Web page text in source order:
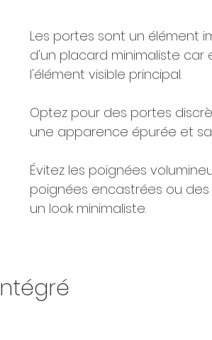
Les portes sont un élément
d'un placard minimaliste car
l'élément visible principal.
Optez pour des portes
une apparence épurée et
Évitez les poignées
poignées encastrées ou
un look minimaliste.